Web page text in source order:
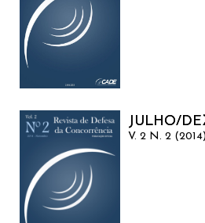
JULHO/
V. 2 N. 2 (2014)